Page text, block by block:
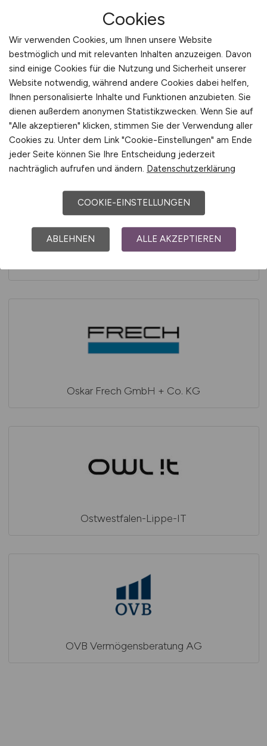
Orbitalum Tools GmbH
Oskar Frech GmbH + Co. KG
Ostwestfalen-Lippe-IT
OVB Vermögensberatung AG
Cookies
Wir verwenden Cookies, um Ihnen unsere Website
bestmöglich und mit relevanten Inhalten anzuzeigen. Davon
sind einige Cookies für die Nutzung und Sicherheit unserer
Website notwendig, während andere Cookies dabei helfen,
Ihnen personalisierte Inhalte und Funktionen anzubieten. Sie
dienen außerdem anonymen Statistikzwecken. Wenn Sie auf
"Alle akzeptieren" klicken, stimmen Sie der Verwendung aller
Cookies zu. Unter dem Link "Cookie-Einstellungen" am Ende
jeder Seite können Sie Ihre Entscheidung jederzeit
nachträglich aufrufen und ändern. Datenschutzerklärung
COOKIE-EINSTELLUNGEN
ABLEHNEN ALLE AKZEPTIEREN